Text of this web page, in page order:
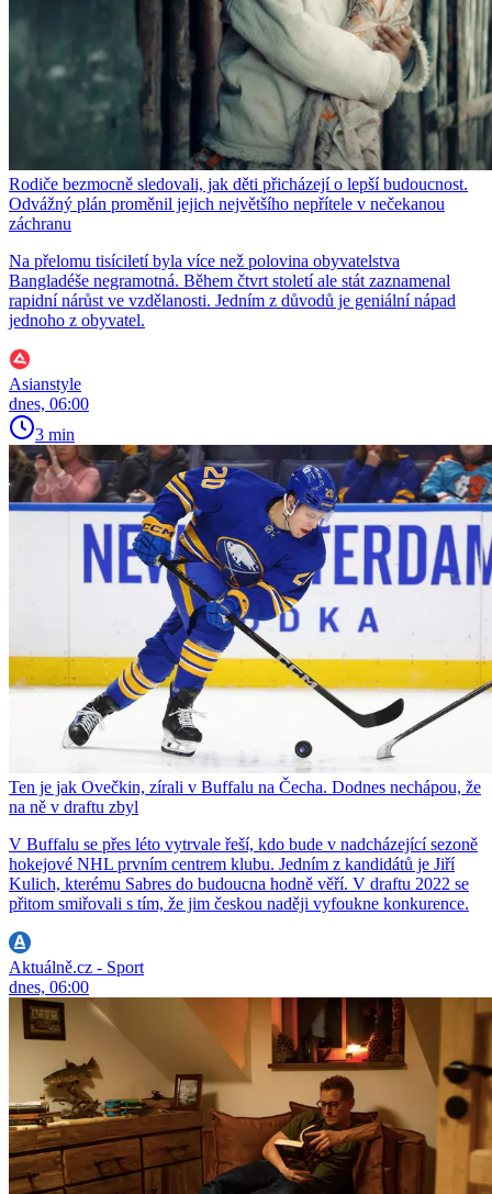
Rodiče bezmocně sledovali, jak děti přicházejí o lepší budoucnost.
Odvážný plán proměnil jejich největšího nepřítele v nečekanou
záchranu
Na přelomu tisíciletí byla více než polovina obyvatelstva
Bangladéše negramotná. Během čtvrt století ale stát zaznamenal
rapidní nárůst ve vzdělanosti. Jedním z důvodů je geniální nápad
jednoho z obyvatel.
Asianstyle
dnes, 06:00
3 min
Ten je jak Ovečkin, zírali v Buffalu na Čecha. Dodnes nechápou, že
na ně v draftu zbyl
V Buffalu se přes léto vytrvale řeší, kdo bude v nadcházející sezoně
hokejové NHL prvním centrem klubu. Jedním z kandidátů je Jiří
Kulich, kterému Sabres do budoucna hodně věří. V draftu 2022 se
přitom smiřovali s tím, že jim českou naději vyfoukne konkurence.
Aktuálně.cz - Sport
dnes, 06:00